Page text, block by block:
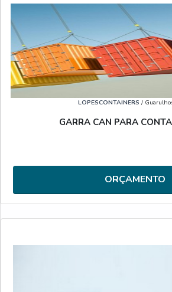
LOPESCONTAINERS /
GARRA CAN PARA
ORÇAMENTO